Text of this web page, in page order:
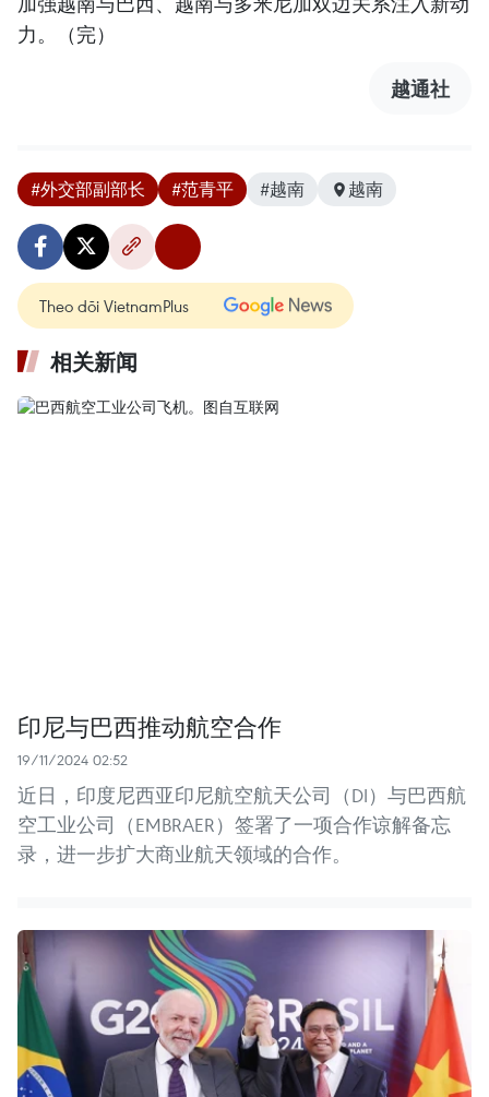
力。（完）
越通社
#外交部副部长 #范青平 #越南 越南
Theo dõi VietnamPlus
相关新闻
印尼与巴西推动航空合作
19/11/2024 02:52
近日，印度尼西亚印尼航空航天公司（DI）与巴西航
空工业公司（EMBRAER）签署了一项合作谅解备忘
录，进一步扩大商业航天领域的合作。